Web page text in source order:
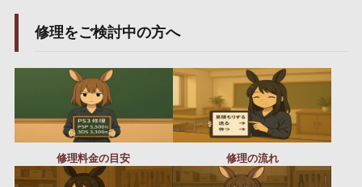
修理をご検討中の方へ
修理料金の目安 修理の流れ